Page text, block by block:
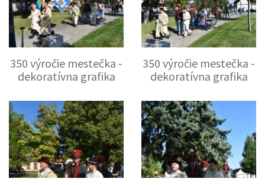
350 výročie mestečka -
dekoratívna grafika
350 výročie mestečka -
dekoratívna grafika